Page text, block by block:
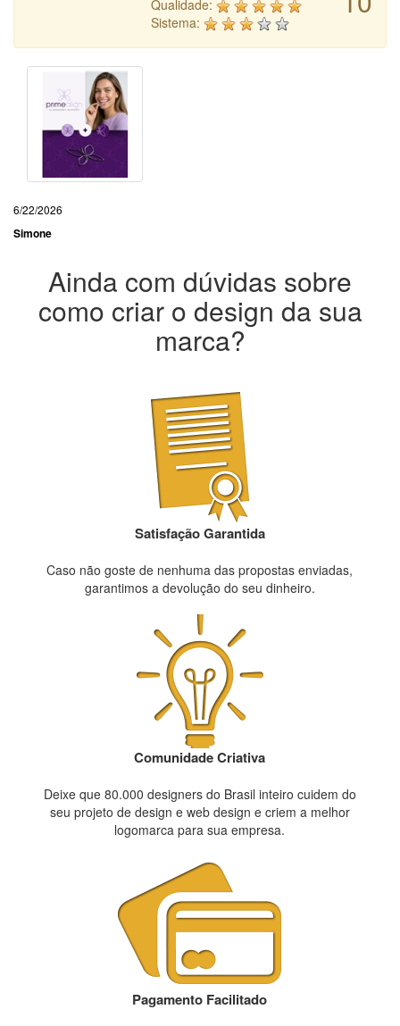
Qualidade:
Sistema:
6/22/2026
Simone
Ainda com dúvidas sobre
como criar o design da sua
marca?
Satisfação Garantida
Caso não goste de nenhuma das propostas enviadas,
garantimos a devolução do seu dinheiro.
Comunidade Criativa
Deixe que 80.000 designers do Brasil inteiro cuidem do
seu projeto de design e web design e criem a melhor
logomarca para sua empresa.
Pagamento Facilitado